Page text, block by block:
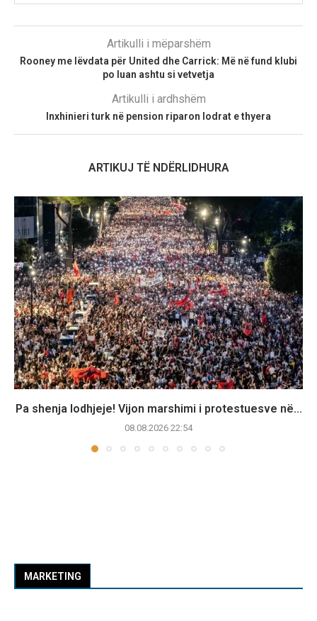
Artikulli i mëparshëm
Rooney me lëvdata për United dhe Carrick: Më në fund klubi
po luan ashtu si vetvetja
Artikulli i ardhshëm
Inxhinieri turk në pension riparon lodrat e thyera
ARTIKUJ TË NDËRLIDHURA
Pa shenja lodhjeje! Vijon marshimi i protestuesve në...
08.08.2026 22:54
MARKETING